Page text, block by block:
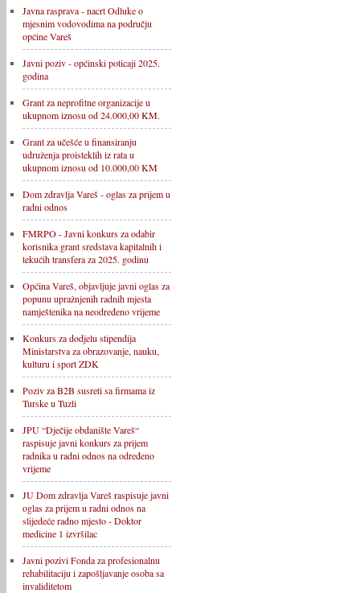
Javna rasprava - nacrt Odluke o
mjesnim vodovodima na području
općine Vareš
Javni poziv - općinski poticaji 2025.
godina
Grant za neprofitne organizacije u
ukupnom iznosu od 24.000,00 KM.
Grant za učešće u finansiranju
udruženja proisteklih iz rata u
ukupnom iznosu od 10.000,00 KM
Dom zdravlja Vareš - oglas za prijem u
radni odnos
FMRPO - Javni konkurs za odabir
korisnika grant sredstava kapitalnih i
tekućih transfera za 2025. godinu
Općina Vareš, objavljuje javni oglas za
popunu upražnjenih radnih mjesta
namještenika na neodređeno vrijeme
Konkurs za dodjelu stipendija
Ministarstva za obrazovanje, nauku,
kulturu i sport ZDK
Poziv za B2B susreti sa firmama iz
Turske u Tuzli
JPU “Dječije obdanište Vareš“
raspisuje javni konkurs za prijem
radnika u radni odnos na određeno
vrijeme
JU Dom zdravlja Vareš raspisuje javni
oglas za prijem u radni odnos na
slijedeće radno mjesto - Doktor
medicine 1 izvršilac
Javni pozivi Fonda za profesionalnu
rehabilitaciju i zapošljavanje osoba sa
invaliditetom